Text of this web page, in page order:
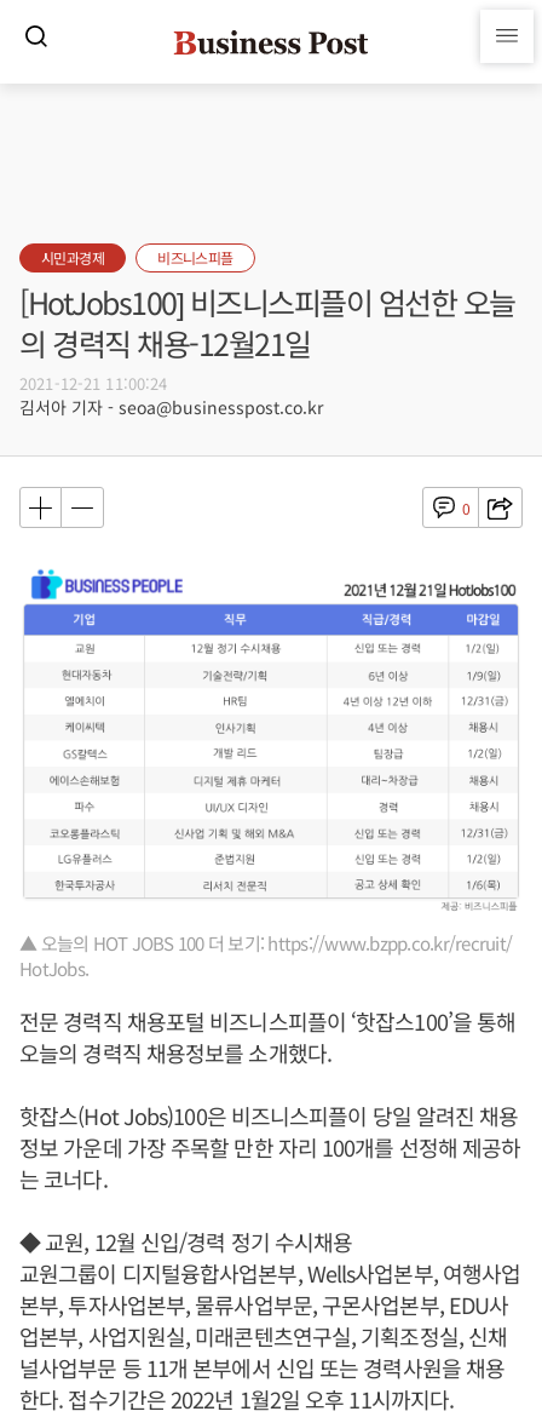
시민과경제 비즈니스피플
[HotJobs100] 비즈니스피플이 엄선한 오늘
의 경력직 채용-12월21일
2021-12-21 11:00:24
김서아 기자 - seoa@businesspost.co.kr
0
▲ 오늘의 HOT JOBS 100 더 보기: https://www.bzpp.co.kr/recruit/
HotJobs.
전문 경력직 채용포털 비즈니스피플이 ‘핫잡스100’을 통해
오늘의 경력직 채용정보를 소개했다.
핫잡스(Hot Jobs)100은 비즈니스피플이 당일 알려진 채용
정보 가운데 가장 주목할 만한 자리 100개를 선정해 제공하
는 코너다.
◆ 교원, 12월 신입/경력 정기 수시채용
교원그룹이 디지털융합사업본부, Wells사업본부, 여행사업
본부, 투자사업본부, 물류사업부문, 구몬사업본부, EDU사
업본부, 사업지원실, 미래콘텐츠연구실, 기획조정실, 신채
널사업부문 등 11개 본부에서 신입 또는 경력사원을 채용
한다. 접수기간은 2022년 1월2일 오후 11시까지다.